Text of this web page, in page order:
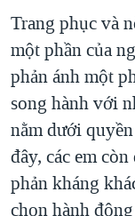
Trang phục và
một phần của
phản ánh một
song hành với
nằm dưới
đây, các em
phản kháng
chọn hành